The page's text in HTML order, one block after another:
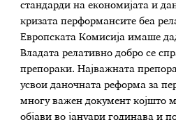
стандарди на економијата и
кризата перформансите беа
Европската Комисија имаше
Владата релативно добро се
препораки. Најважната
усвои даночната реформа за
многу важен документ којшто
објави во јануари годинава и